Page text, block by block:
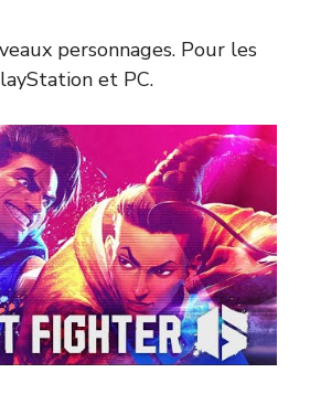
personnages. Pour les
et PC.